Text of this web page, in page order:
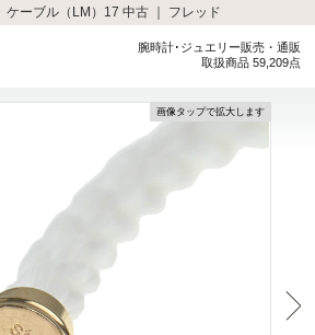
ーブル（LM）17 中古 ｜ フレッド
腕時計･ジュエリー販売・通販
取扱商品 59,209点
画像タップで拡大します